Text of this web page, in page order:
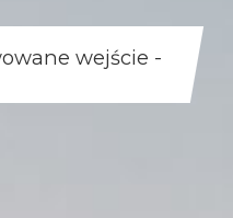
wejście -